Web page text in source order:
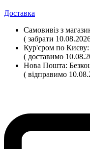
Доставка
Самовивіз з
( забрати
Кур'єром по Києву:
( доставимо
Нова Пошта:
( відправимо